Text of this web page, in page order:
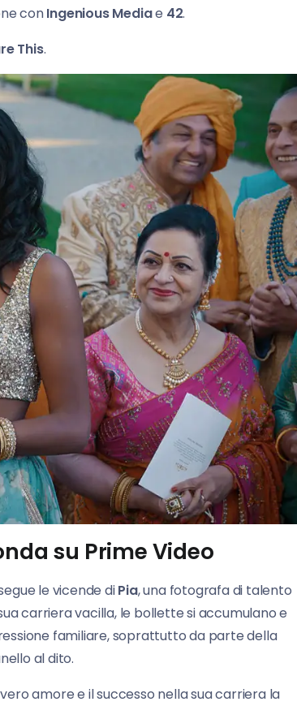
conIngenious Mediae 42.
This.
su Prime Video
le vicende diPia, una fotografa di talento
carriera vacilla, le bollette si accumulano e
familiare, soprattutto da parte della
al dito.
amore e il successo nella sua carriera la